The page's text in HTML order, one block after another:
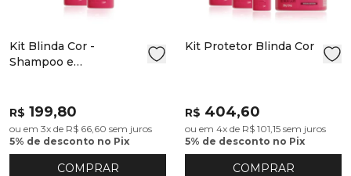
Kit Blinda Cor -
Shampoo e
R$ 199,80
ou em 3x de R$ 66,60 sem juros
5% de desconto no Pix
COMPRAR
Kit Protetor Blinda Cor
R$ 404,60
ou em 4x de R$ 101,15 sem juros
5% de desconto no Pix
COMPRAR